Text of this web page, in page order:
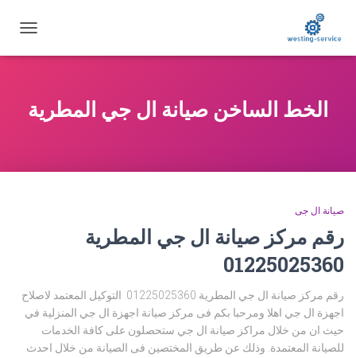
التنقل
الخط الساخن صيانة ال جي المطرية
صيانة ال جى
رقم مركز صيانة ال جي المطرية
01225025360
رقم مركز صيانة ال جي المطرية 01225025360 التوكيل المعتمد لاصلاح
اجهزة ال جي اهلا ومرحبا بكم فى مركز صيانة اجهزة ال جي المنزلية في
حيث ان من خلال مراكز صيانة ال جي ستحصلون على كافة الخدمات
للصيانة المعتمدة. وذلك عن طريق المختصين فى الصيانة من خلال احدث